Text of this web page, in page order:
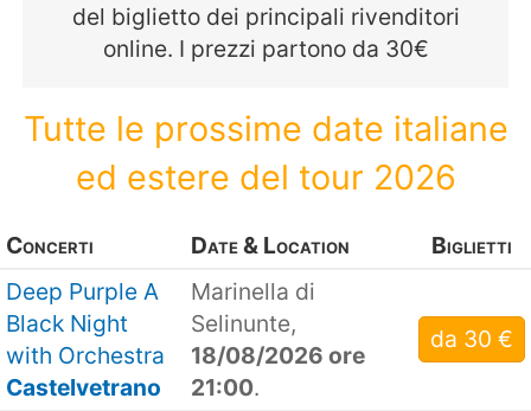
del biglietto dei principali rivenditori
online. I prezzi partono da 30€
Tutte le prossime date italiane
ed estere del tour 2026
Concerti Date & Location
Biglietti
Deep Purple A
Black Night
with Orchestra
Castelvetrano
Marinella di
Selinunte,
18/08/2026 ore
21:00.
da 30 €